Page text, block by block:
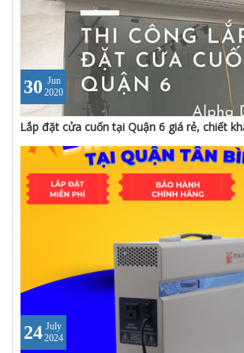
30 Jun
2020
Lắp đặt cửa cuốn tại Quận 6 giá rẻ, chiết
24 July
2024